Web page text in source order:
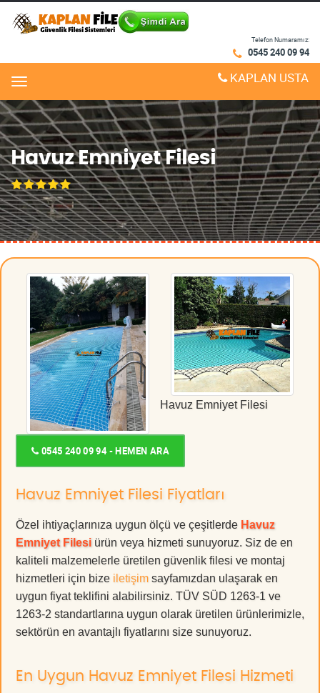
Telefon Numaramız:
0545 240 09 94
Menu KAPLAN USTA
Havuz Emniyet Filesi
Havuz Emniyet Filesi
0545 240 09 94 - HEMEN ARA
Havuz Emniyet Filesi Fiyatları
Özel ihtiyaçlarınıza uygun ölçü ve çeşitlerde Havuz
Emniyet Filesi ürün veya hizmeti sunuyoruz. Siz de en
kaliteli malzemelerle üretilen güvenlik filesi ve montaj
hizmetleri için bize iletişim sayfamızdan ulaşarak en
uygun fiyat teklifini alabilirsiniz. TÜV SÜD 1263-1 ve
1263-2 standartlarına uygun olarak üretilen ürünlerimizle,
sektörün en avantajlı fiyatlarını size sunuyoruz.
En Uygun Havuz Emniyet Filesi Hizmeti